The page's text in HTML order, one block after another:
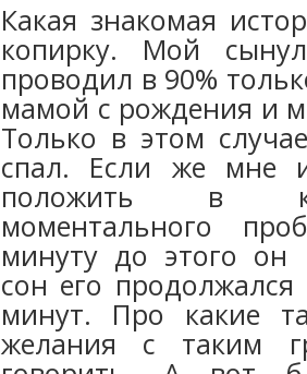
Какая знакомая
копирку. Мой
проводил в 90%
мамой с рождения и
Только в этом
спал. Если же мне
положить в
моментального
минуту до этого он
сон его
минут. Про какие
желания с таким